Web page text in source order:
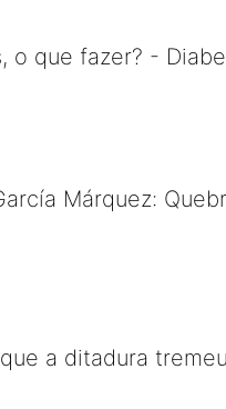
o que fazer? -
Márquez:
a ditadura